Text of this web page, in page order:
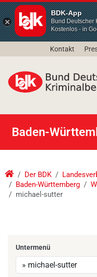
BDK-App
Bund Deutscher
Kostenlos - in
Kontakt
Baden-
Der BDK
Baden-Württemberg
michael-sutter
Untermenü